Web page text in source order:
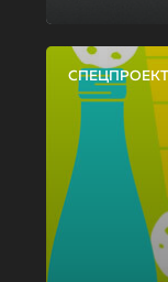
СПЕЦПРОЕКТ